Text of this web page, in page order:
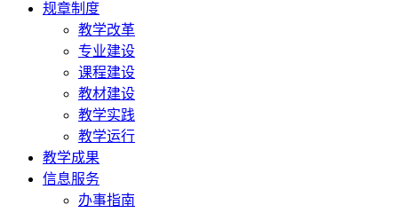
规章制度
教学改革
专业建设
课程建设
教材建设
教学实践
教学运行
教学成果
信息服务
办事指南